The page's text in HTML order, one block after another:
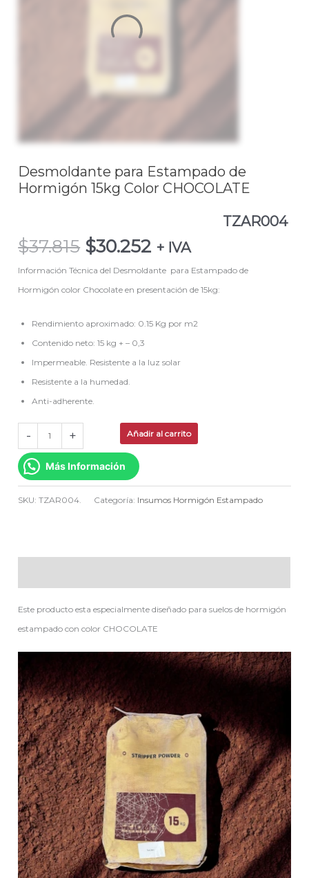
Desmoldante para Estampado de
Hormigón 15kg Color CHOCOLATE
TZAR004
$37.815 $30.252
$30.252.
+ IVA
Información Técnica del Desmoldante para Estampado de
Hormigón color Chocolate en presentación de 15kg:
Rendimiento aproximado: 0.15 Kg por m2
Contenido neto: 15 kg + – 0,3
Impermeable. Resistente a la luz solar
Resistente a la humedad.
Anti-adherente.
-
CHOCOLATETZAR004
+ Añadir al carrito
Más Información
SKU:TZAR004. Categoría: Insumos Hormigón Estampado
Este producto esta especialmente diseñado para suelos de hormigón
estampado con color CHOCOLATE